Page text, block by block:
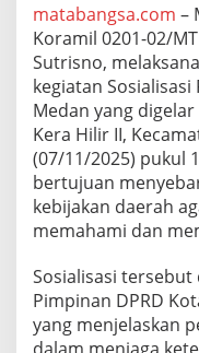
T
e
r
l
i
b
a
t
S
o
s
a
l
i
s
matabangsa.com –
Koramil 0201-02/
Sutrisno,
kegiatan
Medan yang
Kera Hilir II,
(07/11/2025) pukul
bertujuan
kebijakan daerah
memahami dan
Sosialisasi
Pimpinan DPRD
yang menjelaskan
dalam menjaga